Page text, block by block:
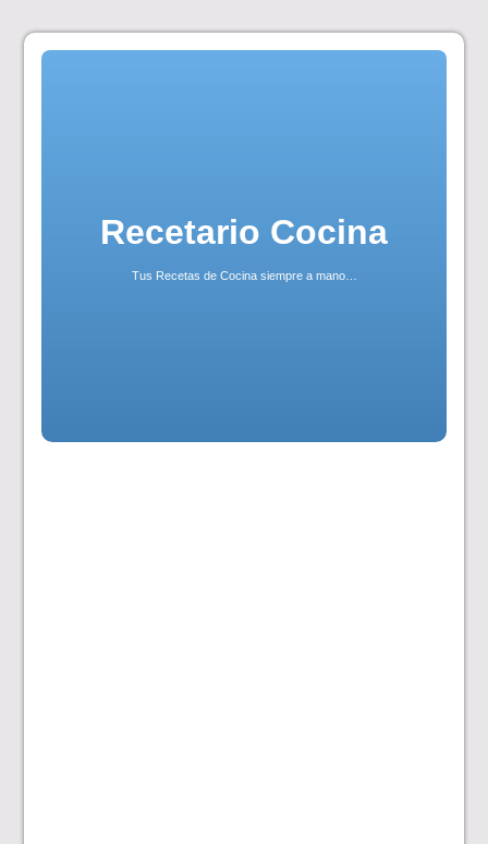
Skip
Recetario Cocina
Tus Recetas de Cocina siempre a mano…